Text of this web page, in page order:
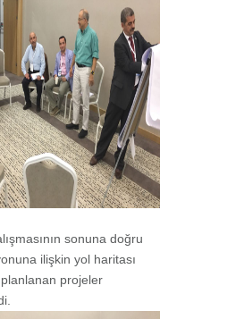
sonuna doğru
ilişkin yol haritası
projeler